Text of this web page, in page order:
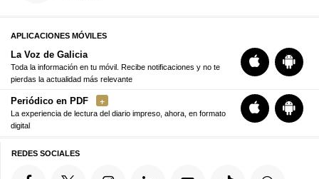
APLICACIONES MÓVILES
La Voz de Galicia
Toda la información en tu móvil. Recibe notificaciones y no te
pierdas la actualidad más relevante
Periódico en PDF
La experiencia de lectura del diario impreso, ahora, en formato
digital
REDES SOCIALES